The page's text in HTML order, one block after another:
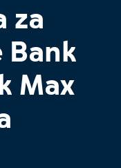
za
Bank
Max